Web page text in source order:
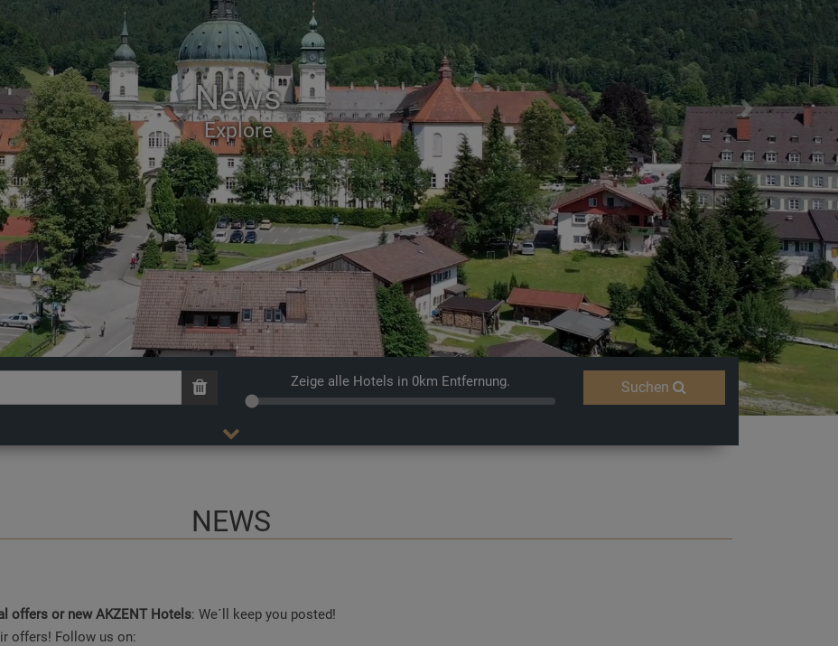
News
Wanderlust
Next
Zeige alle Hotels in 0km Entfernung. Suchen
NEWS
offers or new AKZENT Hotels: We´ll keep you posted!
offers! Follow us on: